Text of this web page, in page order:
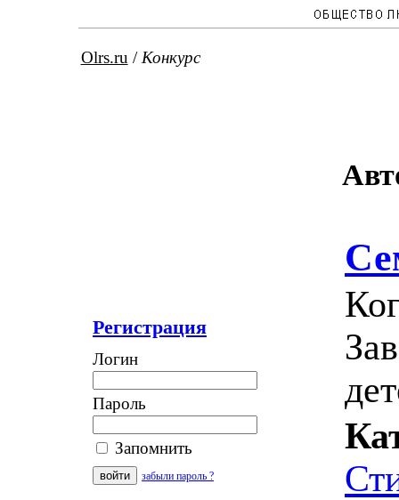
Olrs.ru / Конкурс
Регистрация
Логин
Пароль
Запомнить
забыли пароль ?